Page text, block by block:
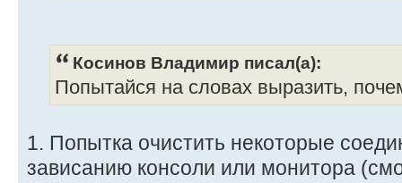
Косинов Владимир писал(а):
Попытайся на словах выразить,
1. Попытка очистить некоторые
зависанию консоли или монитора